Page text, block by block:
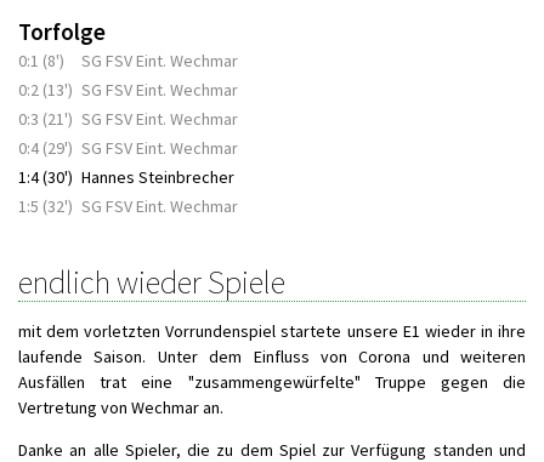
Torfolge
0:1 (8')
SG FSV Eint. Wechmar
0:2 (13') SG FSV Eint. Wechmar
0:3 (21') SG FSV Eint. Wechmar
0:4 (29') SG FSV Eint. Wechmar
1:4 (30') Hannes Steinbrecher
1:5 (32') SG FSV Eint. Wechmar
endlich wieder Spiele
mit dem vorletzten Vorrundenspiel startete unsere E1 wieder in ihre
laufende Saison. Unter dem Einfluss von Corona und weiteren
Ausfällen trat eine "zusammengewürfelte" Truppe gegen die
Vertretung von Wechmar an.
Danke an alle Spieler, die zu dem Spiel zur Verfügung standen und